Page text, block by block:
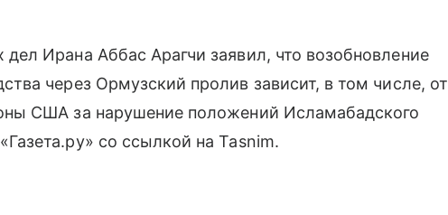
Ирана Аббас Арагчи заявил, что возобновление
через Ормузский пролив зависит, в том числе, от
США за нарушение положений Исламабадского
«Газета.ру» со ссылкой на Tasnim.